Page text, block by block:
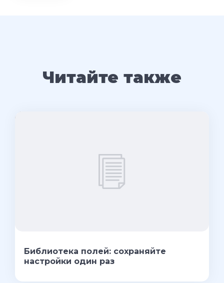
Читайте также
Библиотека полей: сохраняйте
настройки один раз